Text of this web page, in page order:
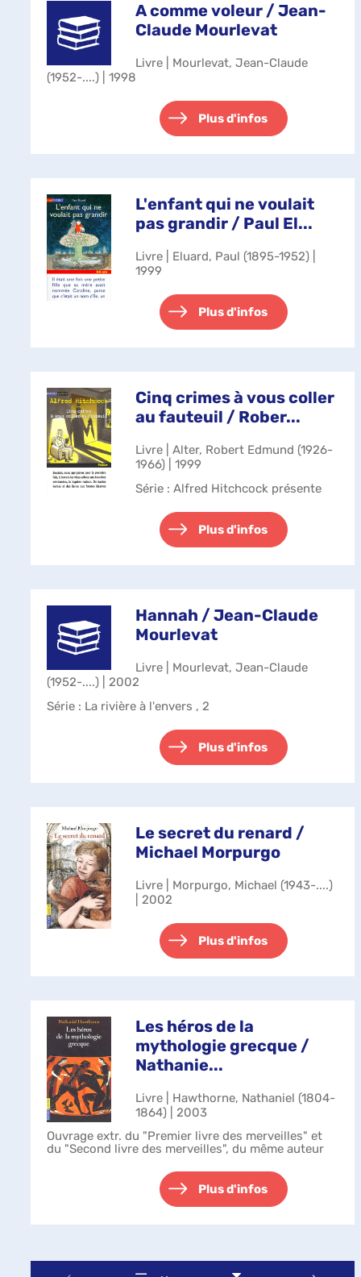
A comme voleur / Jean-
Claude Mourlevat
Livre | Mourlevat, Jean-Claude
(1952-....) | 1998
Plus d'infos
L'enfant qui ne voulait
pas grandir / Paul El...
Livre | Eluard, Paul (1895-1952) |
1999
Plus d'infos
Cinq crimes à vous coller
au fauteuil / Rober...
Livre | Alter, Robert Edmund (1926-
1966) | 1999
Série : Alfred Hitchcock présente
Plus d'infos
Hannah / Jean-Claude
Mourlevat
Livre | Mourlevat, Jean-Claude
(1952-....) | 2002
Série : La rivière à l'envers , 2
Plus d'infos
Le secret du renard /
Michael Morpurgo
Livre | Morpurgo, Michael (1943-....)
| 2002
Plus d'infos
Les héros de la
mythologie grecque /
Nathanie...
Livre | Hawthorne, Nathaniel (1804-
1864) | 2003
Ouvrage extr. du "Premier livre des merveilles" et
du "Second livre des merveilles", du même auteur
Plus d'infos